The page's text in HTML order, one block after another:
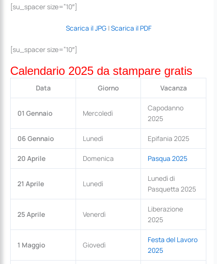
[su_spacer size=”10″]
Scarica il JPG|Scarica il PDF
[su_spacer size=”10″]
Calendario 2025 da stampare gratis
Data Giorno Vacanza
01 Gennaio Mercoledì
Capodanno
2025
06 Gennaio Lunedì Epifania 2025
20 Aprile Domenica Pasqua 2025
21 Aprile Lunedì
Lunedì di
Pasquetta 2025
25 Aprile Venerdì
Liberazione
2025
1 Maggio Giovedì
Festa del Lavoro
2025